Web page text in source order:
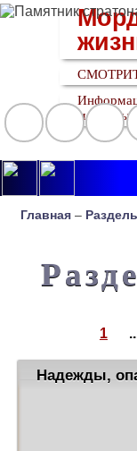
медийный
Главная –
1
Надежды,